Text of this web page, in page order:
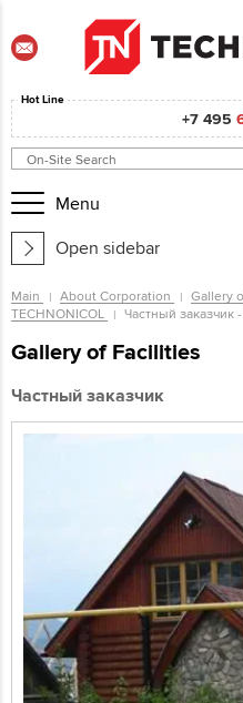
Hot Line
+7 495
Menu
Open sidebar
Main About Corporation Gallery
TECHNONICOL
Частный заказчик
Gallery of Facilities
Частный заказчик